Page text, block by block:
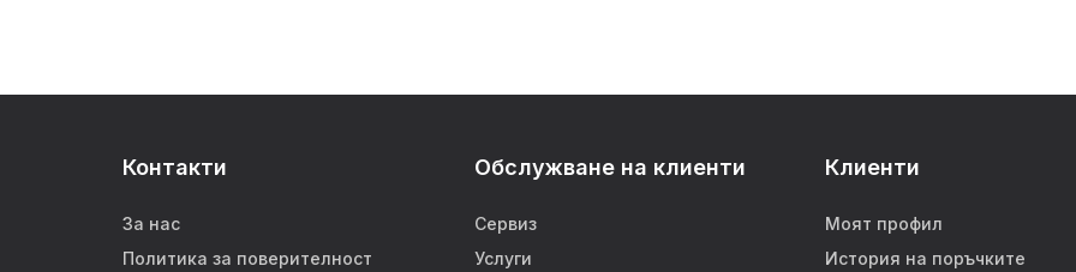
Контакти
За нас
Политика за поверителност
Обслужване на клиенти
Сервиз
Услуги
Клиенти
Моят профил
История на поръчките